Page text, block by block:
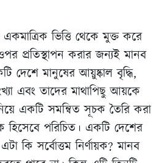
ভিত্তি থেকে মুক্ত করে
প্রতিস্থাপন করার জন্যই মানব
দেশে মানুষের আয়ুষ্কাল বৃদ্ধি,
এবং তাদের মাথাপিছু আয়কে
একটি সমন্বিত সূচক তৈরি করা
পরিচিত। একটি দেশের
কি সর্বোত্তম নির্ণায়ক? মানব